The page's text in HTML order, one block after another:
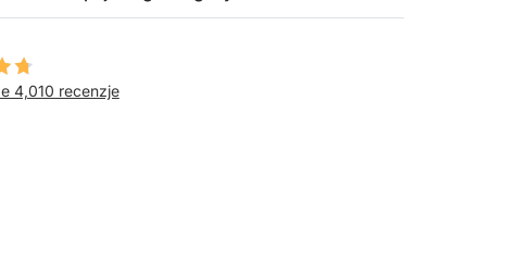
4,010 recenzje